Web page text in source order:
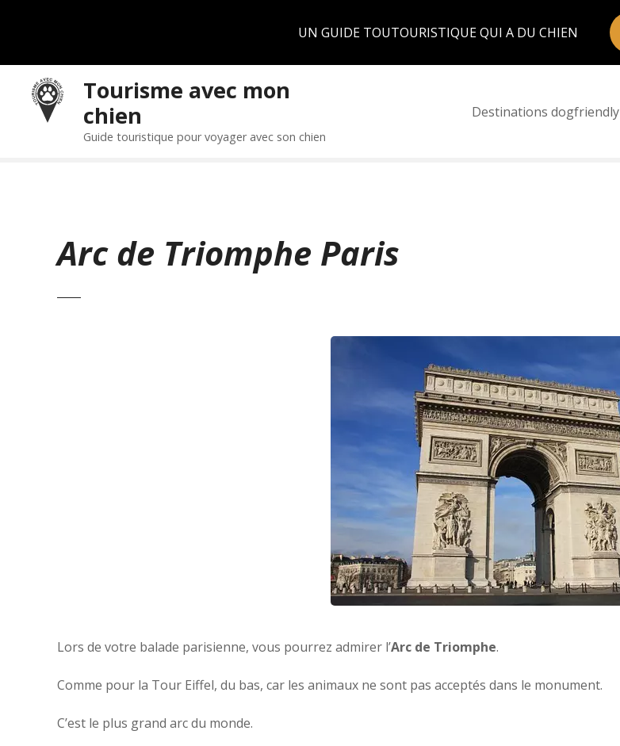
UN GUIDE TOUTOURISTIQUE QUI A DU CHIEN
Tourisme avec mon
chien
Guide touristique pour voyager avec son chien
Destinations dogfriendly
Arc de Triomphe Paris
Lors de votre balade parisienne, vous pourrez admirer l’Arc de Triomphe.
Comme pour la Tour Eiffel, du bas, car les animaux ne sont pas acceptés dans le monument.
C’est le plus grand arc du monde.